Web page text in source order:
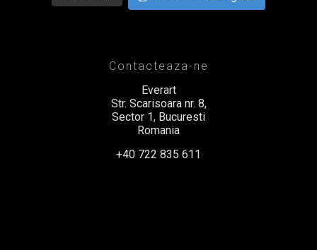
Contacteaza-ne
Everart
Str. Scarisoara nr. 8,
Sector 1, Bucuresti
Romania
+40 722 835 611